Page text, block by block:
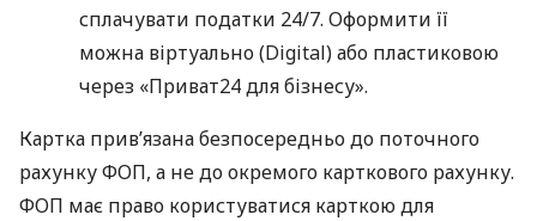
сплачувати податки 24/7. Оформити її
можна віртуально (Digital) або пластиковою
через «Приват24 для бізнесу».
Картка прив’язана безпосередньо до поточного
рахунку ФОП, а не до окремого карткового рахунку.
ФОП має право користуватися карткою для